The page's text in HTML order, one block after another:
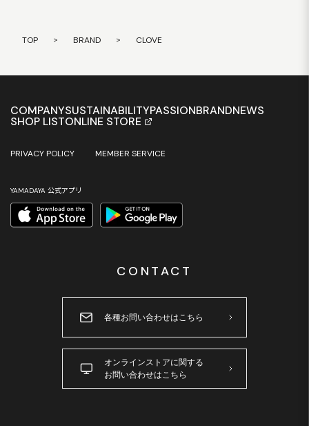
TOP > BRAND > CLOVE
COMPANYSUSTAINABILITYPASSIONBRANDNEWS
SHOP LISTONLINE STORE
PRIVACY POLICY MEMBER SERVICE
YAMADAYA 公式アプリ
CONTACT
各種お問い合わせはこちら
オンラインストアに関する
お問い合わせはこちら